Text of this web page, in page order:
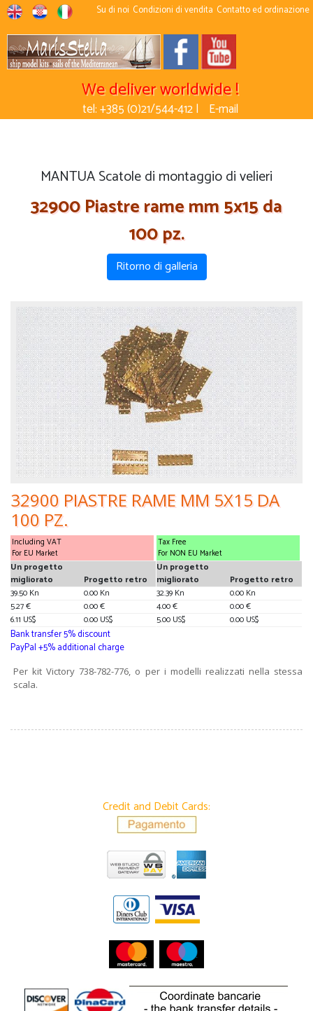
Su di noi Condizioni di vendita Contatto ed ordinazione
We deliver worldwide !
tel: +385 (0)21/544-412 | E-mail
MANTUA Scatole di montaggio di velieri
32900 Piastre rame mm 5x15 da
100 pz.
Ritorno di galleria
32900 PIASTRE RAME MM 5X15 DA
100 PZ.
Including VAT
For EU Market
Un progetto
migliorato
Progetto retro
39.50 Kn
0.00 Kn
5.27 €
0.00 €
6.11 US$
0.00 US$
Tax Free
For NON EU Market
Un progetto
migliorato
Progetto retro
32.39 Kn
0.00 Kn
4.00 €
0.00 €
5.00 US$
0.00 US$
Bank transfer 5% discount
PayPal +5% additional charge
Per kit Victory 738-782-776, o per i modelli realizzati nella stessa
scala.
Credit and Debit Cards: